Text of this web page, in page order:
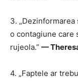
3.
o contagiune care
rujeola.” —
4. „Faptele ar